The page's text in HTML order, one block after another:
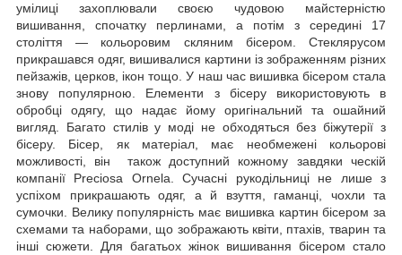
умілиці захоплювали своєю чудовою майстерністю
вишивання, спочатку перлинами, а потім з середині 17
століття — кольоровим скляним бісером. Стеклярусом
прикрашався одяг, вишивалися картини із зображенням різних
пейзажів, церков, ікон тощо. У наш час вишивка бісером стала
знову популярною. Елементи з бісеру використовують в
обробці одягу, що надає йому оригінальний та ошайний
вигляд. Багато стилів у моді не обходяться без біжутерії з
бісеру. Бісер, як матеріал, має необмежені кольорові
можливості, він також доступний кожному завдяки ческій
компанії Preciosa Ornela. Сучасні рукодільниці не лише з
успіхом прикрашають одяг, а й взуття, гаманці, чохли та
сумочки. Велику популярність має вишивка картин бісером за
схемами та наборами, що зображають квіти, птахів, тварин та
інші сюжети. Для багатьох жінок вишивання бісером стало